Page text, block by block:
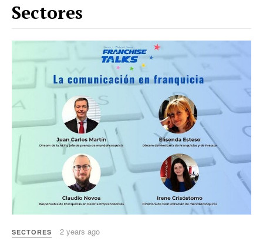
Sectores
SECTORES 2 years ago